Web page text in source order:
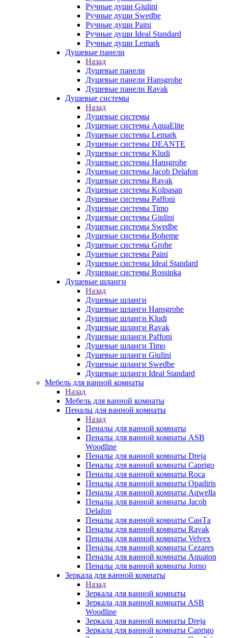
Ручные души Giulini
Ручные души Swedbe
Ручные души Paini
Ручные души Ideal Standard
Ручные души Lemark
Душевые панели
Назад
Душевые панели
Душевые панели Hansgrohe
Душевые панели Ravak
Душевые системы
Назад
Душевые системы
Душевые системы AquaElite
Душевые системы Lemark
Душевые системы DEANTE
Душевые системы Kludi
Душевые системы Hansgrohe
Душевые системы Jacob Delafon
Душевые системы Ravak
Душевые системы Kolpasan
Душевые системы Paffoni
Душевые системы Timo
Душевые системы Giulini
Душевые системы Swedbe
Душевые системы Boheme
Душевые системы Grohe
Душевые системы Paini
Душевые системы Ideal Standard
Душевые системы Rossinka
Душевые шланги
Назад
Душевые шланги
Душевые шланги Hansgrohe
Душевые шланги Kludi
Душевые шланги Ravak
Душевые шланги Paffoni
Душевые шланги Timo
Душевые шланги Giulini
Душевые шланги Swedbe
Душевые шланги Ideal Standard
Мебель для ванной комнаты
Назад
Мебель для ванной комнаты
Пеналы для ванной комнаты
Назад
Пеналы для ванной комнаты
Пеналы для ванной комнаты ASB
Woodline
Пеналы для ванной комнаты Dreja
Пеналы для ванной комнаты Caprigo
Пеналы для ванной комнаты Roca
Пеналы для ванной комнаты Opadiris
Пеналы для ванной комнаты Aqwella
Пеналы для ванной комнаты Jacob
Delafon
Пеналы для ванной комнаты СанТа
Пеналы для ванной комнаты Ravak
Пеналы для ванной комнаты Velvex
Пеналы для ванной комнаты Cezares
Пеналы для ванной комнаты Aquaton
Пеналы для ванной комнаты Jorno
Зеркала для ванной комнаты
Назад
Зеркала для ванной комнаты
Зеркала для ванной комнаты ASB
Woodline
Зеркала для ванной комнаты Dreja
Зеркала для ванной комнаты Caprigo